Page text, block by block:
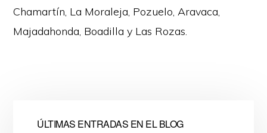
Chamartín, La Moraleja, Pozuelo, Aravaca,
Majadahonda, Boadilla y Las Rozas.
ÚLTIMAS ENTRADAS EN EL BLOG